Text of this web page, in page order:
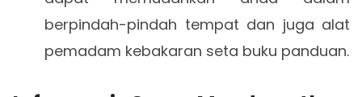
berpindah-pindah tempat dan juga alat
pemadam kebakaran seta buku panduan.